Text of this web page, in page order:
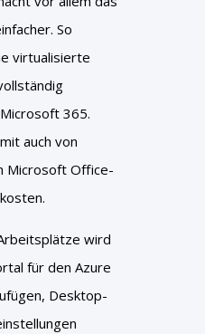
So
virtualisierte
365.
auch von
Microsoft Office-
wird
für den Azure
Desktop-